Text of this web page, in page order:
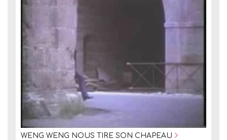
WENG WENG NOUS TIRE SON CHAPEAU